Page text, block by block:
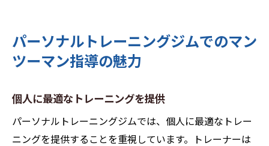
パーソナルトレーニングジムでのマン
ツーマン指導の魅力
個人に最適なトレーニングを提供
パーソナルトレーニングジムでは、個人に最適なトレー
ニングを提供することを重視しています。トレーナーは